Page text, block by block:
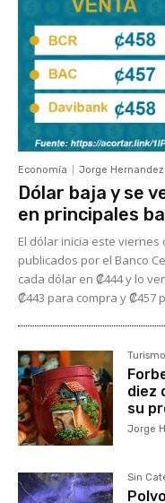
Economía Jorge Hernandez
Dólar baja y se
en principales
El dólar inicia este
publicados por el Banco
cada dólar en ₡444 y lo
₡443 para compra y ₡457
Turismo
diez
su
Jorge
Sin